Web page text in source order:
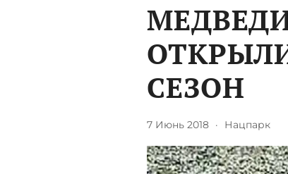
СЕЗОН
7 Июнь 2018 · Нацпарк